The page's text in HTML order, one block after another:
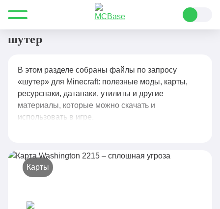
Все для Minecraft шутер
шутер
В этом разделе собраны файлы по запросу
«шутер» для Minecraft: полезные моды, карты,
ресурспаки, датапаки, утилиты и другие
материалы, которые можно скачать и
использовать в игре.
Карты